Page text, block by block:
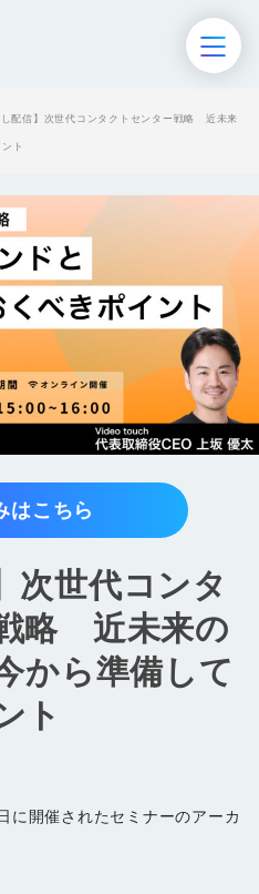
合わせ
ンロード
し配信】次世代コンタクトセンター戦略 近未来
ト
はこちら
次世代コンタ
略 近未来の
から準備して
ト
開催されたセミナーのアーカ